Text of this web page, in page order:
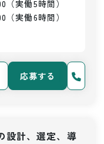
（実働5時間）
（実働6時間）
応募する
計、選定、導